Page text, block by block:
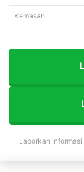
Kemasan
Laporkan